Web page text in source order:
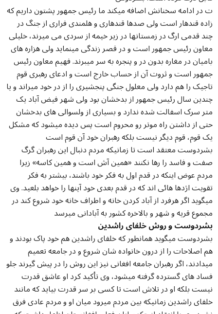
ت در ادامه سخنانش اضافه میکند ما رئیس جمهور پشتون داریم که
زاده قندهار است ولی صدها قندهاری و هلمندی فراری از جنگ در
چند قدمی ارگ در زمستانها در زیر خیمه از سردی می میرند، خلیلی
معاون رئیس جمهور است و در قصر زندگی مینماید ولی هزاره های
بامیان در مغاره بدون در و پنجره به سر میبرند. فهیم معاون رئیس
جمهور است و ثروت آن از حساب خارج است و ادعای رهبری قوم
تاجیک را هم دارد ولی معلول جنگی پنجشیری را از در خود میراند و یا
چندین سال رئیس جمهور از بدخشان بود ولی شهر فیض آباد یک
متر سرک اسفالت شده ندارد و بسیاری از ولسوالی های بدخشان
حتی از داشتن راه موتر رو محروم است پس دیده میشود که مشکل
یک قوم، قوم دیگر نیست بلکه رهبران خود آن قوم است
بشردوست معتقد است تا زمانیکه مردم دنبال این رهبران گرگ
صفت و فاسد را رها نکنند «همین آش است و همین کاسه» زیرا
مردم عوض اینکه در قدم اول به فکر خود باشند، بیشتر به فکر
تقویت اژدها هائی اند که در قدم بعدی خود آینها را خواهد بلعید. وی
میگوید اگر هرفرد از آباد کردن خانه و اطراف خانه خود شروع کند در
مجموع قریه و شهر و بالاخره کشور به آبادانی میرسد
بشردوست و روش خلفای راشدین
بشردوست میگوید همانطور که خلفای راشدین هم خود پاک بودند و
هم اصلاحات را از درون خانواده شان شروع و در جامعه تعمیم
میدادند، اگر رهبران جامعه افغانی نیز این روش را در پیش گیرند جلو
فساد های گسترده گرفته میشود، وی تأکید کرد او عاشق قدرت
نیست بلکه او در تلاش است تا کسی بر سر قدرت بیاید که مانند
خلفای راشدین زمانیکه بین مردم میرود میان او و مردم عادی فرق